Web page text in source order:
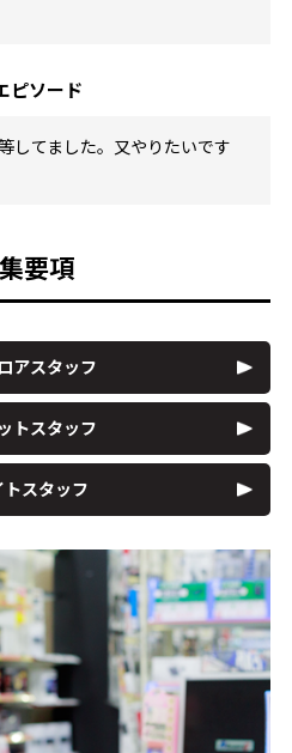
ピソード
してました。又やりたいです
要項
アスタッフ
トスタッフ
スタッフ